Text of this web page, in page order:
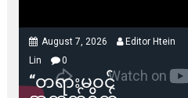
August 7, 2026
Editor Htein
Lin
0
“တရားမဝင်